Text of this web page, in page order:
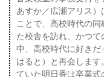
あすか／広瀬アリス
ことで、高校時代の
た校舎を訪れ、かつ
中、高校時代に好きだ
はると）と再会しま
ていた明日香は卒業式